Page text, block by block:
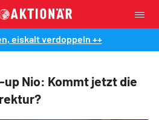
eiskalt verdoppeln ++
Nio: Kommt jetzt die